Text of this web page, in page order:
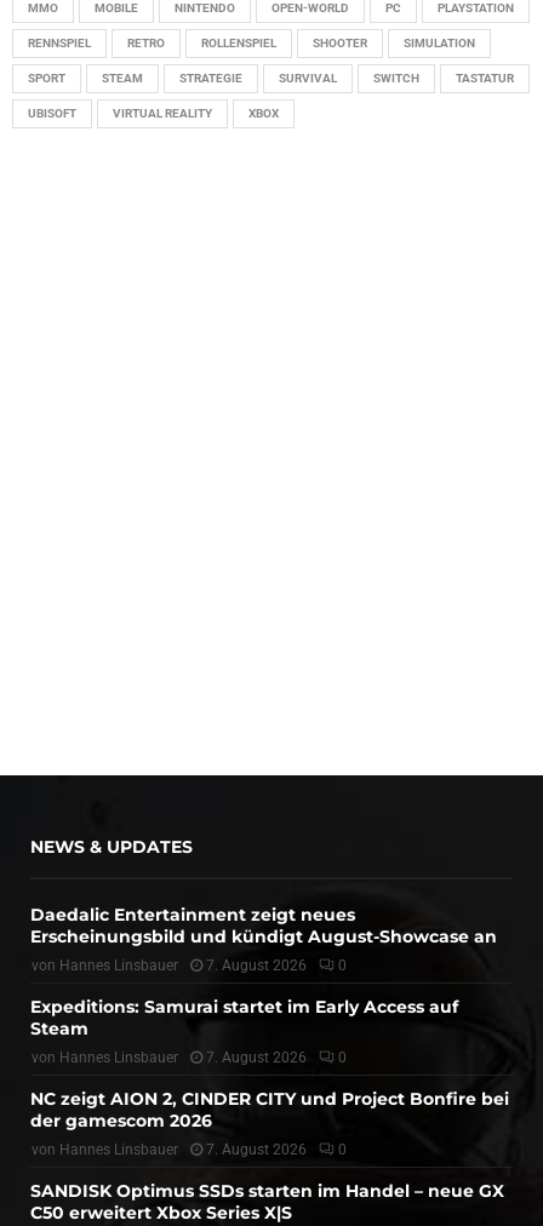
MMO MOBILE NINTENDO OPEN-WORLD PC PLAYSTATION
RENNSPIEL RETRO ROLLENSPIEL SHOOTER SIMULATION
SPORT STEAM STRATEGIE SURVIVAL SWITCH TASTATUR
UBISOFT VIRTUAL REALITY XBOX
NEWS & UPDATES
Daedalic Entertainment zeigt neues
Erscheinungsbild und kündigt August-Showcase an
von Hannes Linsbauer 7. August 2026 0
Expeditions: Samurai startet im Early Access auf
Steam
von Hannes Linsbauer 7. August 2026 0
NC zeigt AION 2, CINDER CITY und Project Bonfire bei
der gamescom 2026
von Hannes Linsbauer 7. August 2026 0
SANDISK Optimus SSDs starten im Handel – neue GX
C50 erweitert Xbox Series X|S